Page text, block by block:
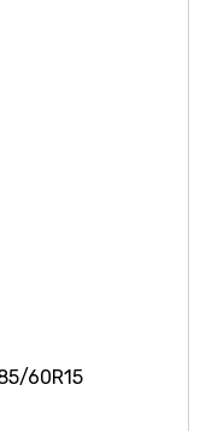
60R15